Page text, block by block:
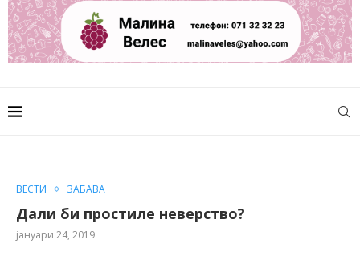
ВЕСТИ ЗАБАВА
Дали би простиле неверство?
јануари 24, 2019